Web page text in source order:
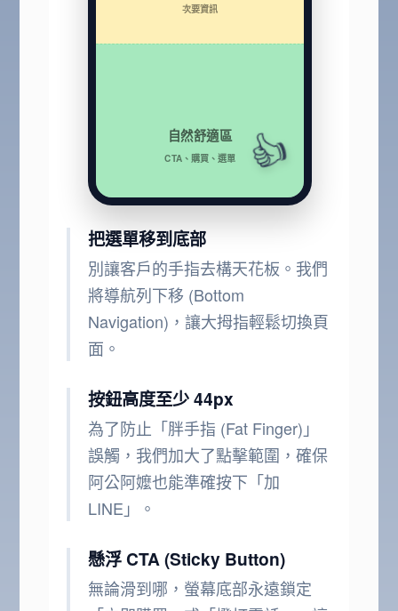
次要資訊
自然舒適區
CTA、購買、選單 👍
把選單移到底部
別讓客戶的手指去構天花板。我們
將導航列下移 (Bottom
Navigation)，讓大拇指輕鬆切換頁
面。
按鈕高度至少 44px
為了防止「胖手指 (Fat Finger)」
誤觸，我們加大了點擊範圍，確保
阿公阿嬤也能準確按下「加
LINE」。
懸浮 CTA (Sticky Button)
無論滑到哪，螢幕底部永遠鎖定